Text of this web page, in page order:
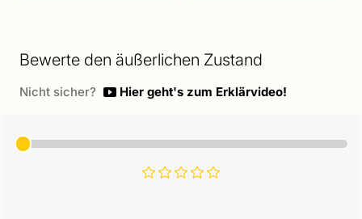
Bewerte den äußerlichen Zustand
Nicht sicher? Hier geht's zum Erklärvideo!